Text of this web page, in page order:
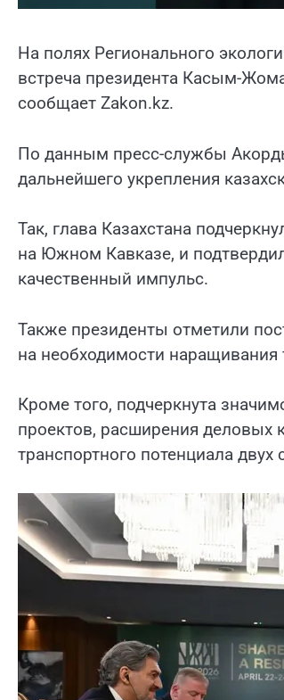
На полях Регионального
встреча президента Касым-
сообщает Zakon.kz.
По данным пресс-службы
дальнейшего укрепления
Так, глава Казахстана
на Южном Кавказе, и
качественный импульс.
Также президенты отметили
на необходимости наращивания
Кроме того, подчеркнута
проектов, расширения деловых
транспортного потенциала двух